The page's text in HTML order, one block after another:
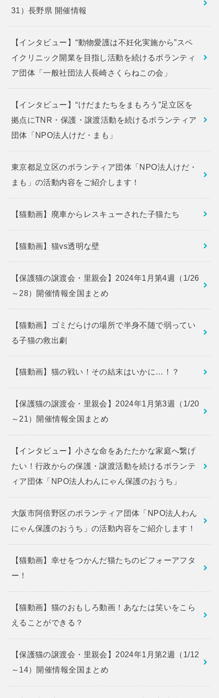
31）長野県 開催情報
【インタビュー】“動物愛護は不妊化実施から”スペ
イクリニック開業を目指し活動を続けるボランティ
ア団体「一般社団法人長崎さくらねこの会」
【インタビュー】“けだまたちをまもろう”足立区を
拠点にTNR・保護・譲渡活動を続けるボランティア
団体「NPO法人けだ・まも」
東京都足立区のボランティア団体「NPO法人けだ・
まも」の活動内容をご紹介します！
【猫動画】廃車からレスキューされた子猫たち
【猫動画】猫vs透明な壁
【保護猫の譲渡会・里親会】2024年1月第4週（1/26
～28）開催情報全国まとめ
【猫動画】ゴミだらけの場所で半身不随で弱ってい
る子猫の救出劇
【猫動画】猫の戦い！その結末はいかに…！？
【保護猫の譲渡会・里親会】2024年1月第3週（1/20
～21）開催情報全国まとめ
【インタビュー】小さな命をあたたかな家庭へ繋げ
たい！行政からの保護・譲渡活動を続けるボランテ
ィア団体「NPO法人わんにゃん保護のおうち」
大阪市阿倍野区のボランティア団体「NPO法人わん
にゃん保護のおうち」の活動内容をご紹介します！
【猫動画】幸せをつかんだ猫たちのビフォーアフタ
ー！
【猫動画】猫のおもしろ動画！あなたは笑いをこら
えることができる？
【保護猫の譲渡会・里親会】2024年1月第2週（1/12
～14）開催情報全国まとめ